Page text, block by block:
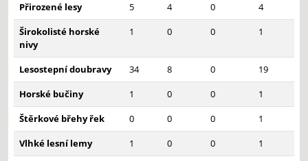
Přirozené lesy 5 4 0
4
Širokolisté horské
nivy
1 0 0 1
Lesostepní doubravy 34 8 0
19
Horské bučiny
1 0 0
1
Štěrkové břehy řek
0 0 0
1
Vlhké lesní lemy
1 0 0
1